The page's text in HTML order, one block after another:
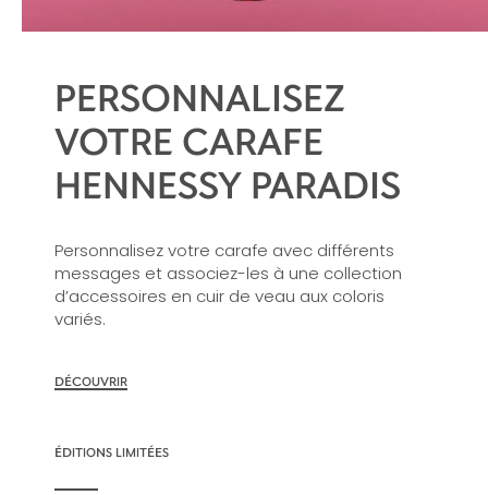
PERSONNALISEZ
VOTRE CARAFE
HENNESSY PARADIS
Personnalisez votre carafe avec différents
messages et associez-les à une collection
d’accessoires en cuir de veau aux coloris
variés.
DÉCOUVRIR
ÉDITIONS LIMITÉES